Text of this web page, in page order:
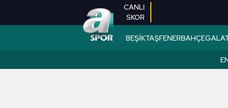
CANLI
SKOR
BEŞİKTAŞFENERBAHÇE